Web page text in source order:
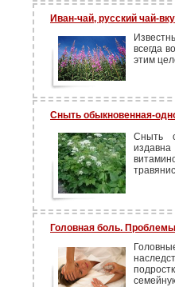
Иван-чай, русский чай-
всегда
этим
Сныть обыкновенная-
Сныть
Головная боль.